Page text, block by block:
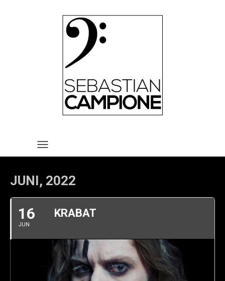
TOGGLE NAVIGATION
IMPRESSUM UND
DATENSCHUTZERKLÄRUNG
JUNI, 2022
16
JUN
KRABAT